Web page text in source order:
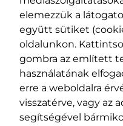
400029 Kolozsvár,
Fürdő (Card. Iuliu
szám
tel/fax:0723 250
email:
elemezzük a
együtt sütiket
oldalunkon.
gombra az említett
használatának
erre a weboldalra
visszatérve, vagy az
segítségével